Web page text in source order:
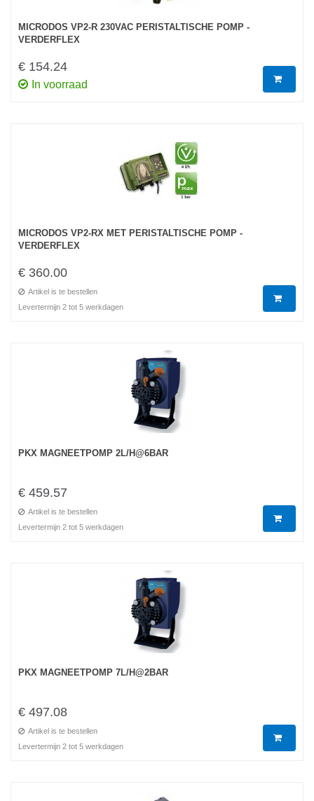
MICRODOS VP2-R 230VAC PERISTALTISCHE POMP -
VERDERFLEX
€ 154.24
In voorraad
MICRODOS VP2-RX MET PERISTALTISCHE POMP -
VERDERFLEX
€ 360.00
Artikel is te bestellen
Levertermijn 2 tot 5 werkdagen
PKX MAGNEETPOMP 2L/H@6BAR
€ 459.57
Artikel is te bestellen
Levertermijn 2 tot 5 werkdagen
PKX MAGNEETPOMP 7L/H@2BAR
€ 497.08
Artikel is te bestellen
Levertermijn 2 tot 5 werkdagen